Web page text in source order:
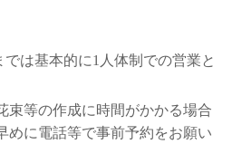
では基本的に1人体制での営業と
束等の作成に時間がかかる場合
めに電話等で事前予約をお願い